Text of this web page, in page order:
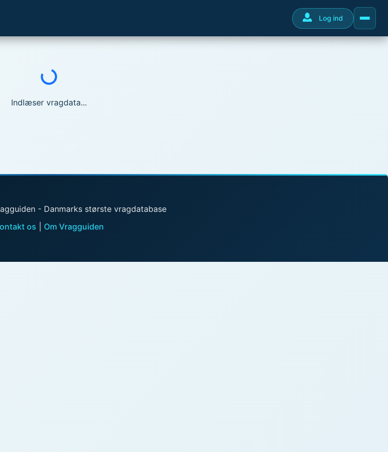
Log ind
Indlæser...
Indlæser vragdata...
- Danmarks største vragdatabase
os
Om Vragguiden